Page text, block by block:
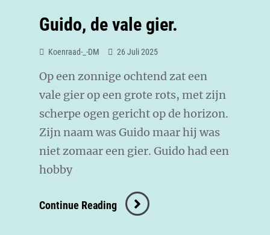
Guido, de vale gier.
Koenraad-_-DM 26 Juli 2025
Op een zonnige ochtend zat een
vale gier op een grote rots, met zijn
scherpe ogen gericht op de horizon.
Zijn naam was Guido maar hij was
niet zomaar een gier. Guido had een
hobby
Continue Reading